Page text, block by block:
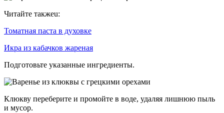
Читайте такжеu:
Томатная паста в духовке
Икра из кабачков жареная
Подготовьте указанные ингредиенты.
Клюкву переберите и промойте в воде, удаляя лишнюю пыль
и мусор.